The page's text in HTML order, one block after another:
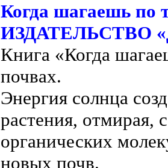
Когда шагаешь по
ИЗДАТЕЛЬСТВО
Книга «Когда
почвах.
Энергия солнца
растения, отмирая,
органических
новых почв.